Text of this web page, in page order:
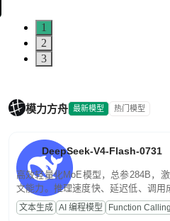
1
2
3
模力方舟 最新模型 热门模型
DeepSeek-V4-Flash-0731
高效轻量化MoE模型，总参284B，
文能力。推理速度快、延迟低、调
高并发、轻量化任务，适合日常对话
文案处理等普惠刚需场景。
文本生成 AI 编程模型 Function Calling